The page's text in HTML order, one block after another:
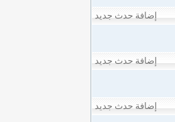
إضافة حدث جديد
إضافة حدث جديد
إضافة حدث جديد